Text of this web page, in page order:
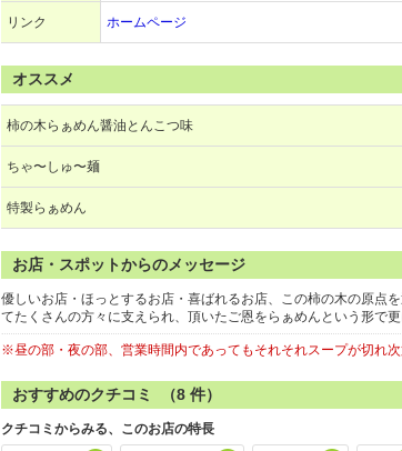
リンク ホームページ
オススメ
柿の木らぁめん醤油とんこつ味
ちゃ〜しゅ〜麺
特製らぁめん
お店・スポットからのメッセージ
優しいお店・ほっとするお店・喜ばれるお店、この柿の木の原点
てたくさんの方々に支えられ、頂いたご恩をらぁめんという形で
※昼の部・夜の部、営業時間内であってもそれそれスープが切れ
おすすめのクチコミ （8 件）
クチコミからみる、このお店の特長